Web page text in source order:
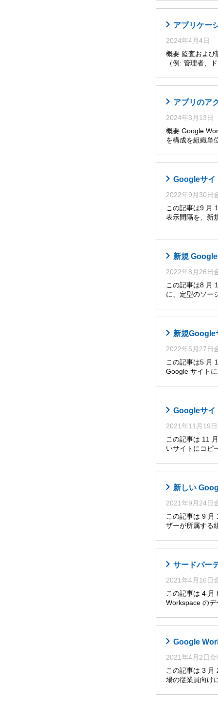
アプリケー
2024年4月4日
概要 監査および
（例: 管理者、
アプリのア
2024年3月13日
概要 Google
を構成を組織単
Googleサイ
2022年9月30日
この記事は9 月
表示間隔を、新
新規
2022年8月26日
この記事は8 月
に、定型のソー
新規Google
2022年5月27日
この記事は5 月
Google サイト
Googleサイ
2021年11月19
この記事は 11
いサイトにコピ
新しい
2021年9月24日
この記事は 9
ザーが所属する
サードパー
2021年4月16日
この記事は 4 月
Workspace の
Google
2021年4月2日金
この記事は 3 月
場の従業員向け